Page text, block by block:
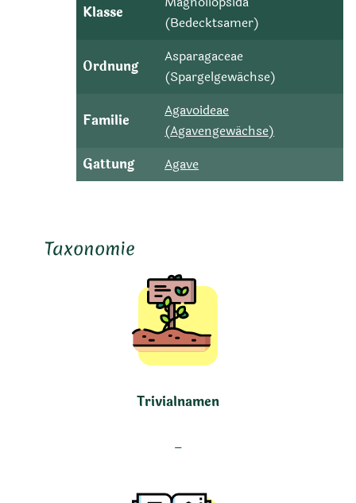
Klasse
(Bedecktsamer)
Ordnung
Asparagaceae
(Spargelgewächse)
Familie
Agavoideae
(Agavengewächse)
Gattung
Agave
Taxonomie
Trivialnamen
–